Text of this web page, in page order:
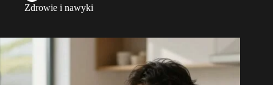
Zdrowie i nawyki